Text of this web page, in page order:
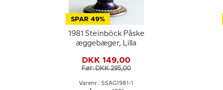
SPAR 49%
1981 Steinböck Påske
æggebæger, Lilla
DKK 149,00
Før: DKK 295,00
Varenr.: SSAG1981-1